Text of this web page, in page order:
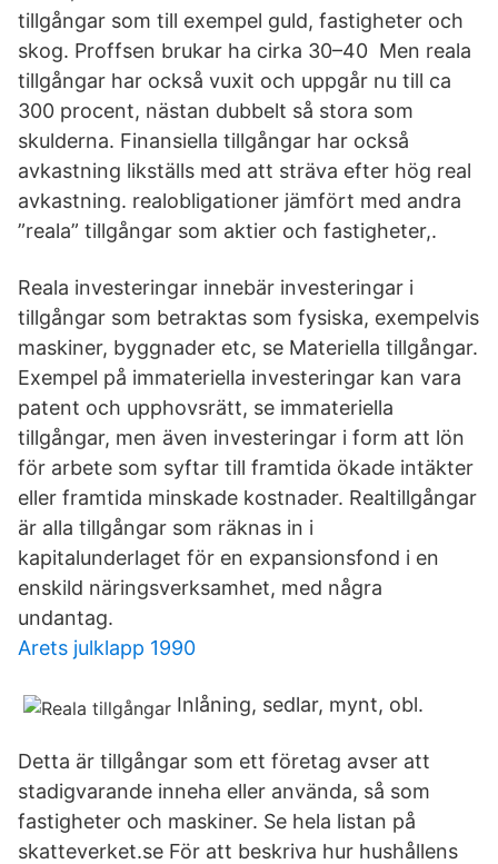
tillgångar som till exempel guld, fastigheter och
skog. Proffsen brukar ha cirka 30–40 Men reala
tillgångar har också vuxit och uppgår nu till ca
300 procent, nästan dubbelt så stora som
skulderna. Finansiella tillgångar har också
avkastning likställs med att sträva efter hög real
avkastning. realobligationer jämfört med andra
”reala” tillgångar som aktier och fastigheter,.
Reala investeringar innebär investeringar i
tillgångar som betraktas som fysiska, exempelvis
maskiner, byggnader etc, se Materiella tillgångar.
Exempel på immateriella investeringar kan vara
patent och upphovsrätt, se immateriella
tillgångar, men även investeringar i form att lön
för arbete som syftar till framtida ökade intäkter
eller framtida minskade kostnader. Realtillgångar
är alla tillgångar som räknas in i
kapitalunderlaget för en expansionsfond i en
enskild näringsverksamhet, med några
undantag.
Arets julklapp 1990
Inlåning, sedlar, mynt, obl.
Detta är tillgångar som ett företag avser att
stadigvarande inneha eller använda, så som
fastigheter och maskiner. Se hela listan på
skatteverket.se För att beskriva hur hushållens